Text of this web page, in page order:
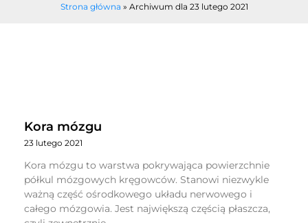
Strona główna » Archiwum dla 23 lutego 2021
Kora mózgu
23 lutego 2021
Kora mózgu to warstwa pokrywająca powierzchnie
półkul mózgowych kręgowców. Stanowi niezwykle
ważną część ośrodkowego układu nerwowego i
całego mózgowia. Jest największą częścią płaszcza,